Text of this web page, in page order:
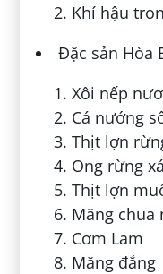
Khí hậu
Đặc sản Hòa
Xôi nếp
Cá nướng
Thịt lợn
Ong rừng
Thịt lợn
Măng chua
Cơm Lam
Măng đắng